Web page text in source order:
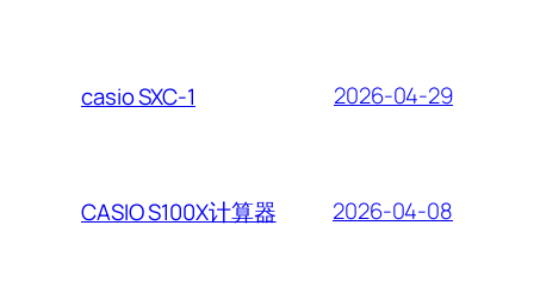
casio SXC-1 2026-04-29
CASIO S100X计算器 2026-04-08